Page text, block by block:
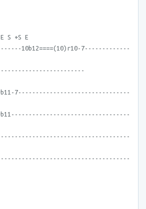
S +S E
10b12====(10)r10-7-------------
7--------------------------------